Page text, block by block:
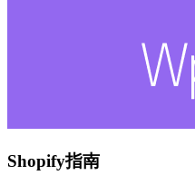
Shopify指南